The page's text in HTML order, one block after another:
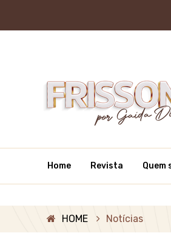
Home Revista Quem
HOME Notícias